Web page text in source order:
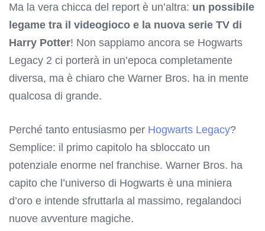
Ma la vera chicca del report è un’altra: un possibile
legame tra il videogioco e la nuova serie TV di
Harry Potter! Non sappiamo ancora se Hogwarts
Legacy 2 ci porterà in un’epoca completamente
diversa, ma è chiaro che Warner Bros. ha in mente
qualcosa di grande.
Perché tanto entusiasmo per Hogwarts Legacy?
Semplice: il primo capitolo ha sbloccato un
potenziale enorme nel franchise. Warner Bros. ha
capito che l’universo di Hogwarts è una miniera
d’oro e intende sfruttarla al massimo, regalandoci
nuove avventure magiche.